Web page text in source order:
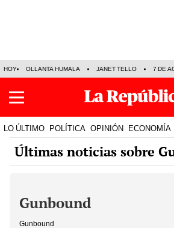
HOY OLLANTA HUMALA JANET TELLO 7 DE
LO ÚLTIMO POLÍTICA OPINIÓN ECONOMÍA
Últimas noticias sobre
Gunbound
Gunbound